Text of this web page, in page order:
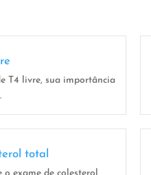
T4 livre, sua importância
total